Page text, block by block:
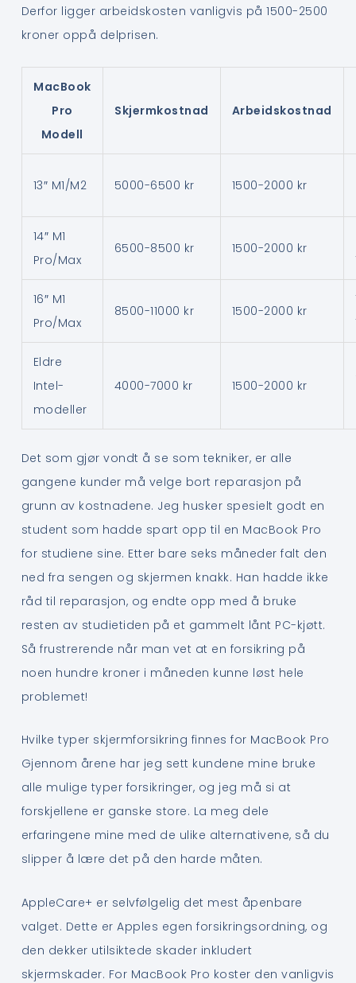
Derfor ligger arbeidskosten vanligvis på 1500-2500
kroner oppå delprisen.
MacBook
Pro
Modell
Skjermkostnad Arbeidskostnad
13″ M1/M2 5000-6500 kr 1500-2000 kr
14″ M1
Pro/Max
6500-8500 kr 1500-2000 kr
16″ M1
Pro/Max
8500-11000 kr 1500-2000 kr
Eldre
Intel-
modeller
4000-7000 kr 1500-2000 kr
Det som gjør vondt å se som tekniker, er alle
gangene kunder må velge bort reparasjon på
grunn av kostnadene. Jeg husker spesielt godt en
student som hadde spart opp til en MacBook Pro
for studiene sine. Etter bare seks måneder falt den
ned fra sengen og skjermen knakk. Han hadde ikke
råd til reparasjon, og endte opp med å bruke
resten av studietiden på et gammelt lånt PC-kjøtt.
Så frustrerende når man vet at en forsikring på
noen hundre kroner i måneden kunne løst hele
problemet!
Hvilke typer skjermforsikring finnes for MacBook Pro
Gjennom årene har jeg sett kundene mine bruke
alle mulige typer forsikringer, og jeg må si at
forskjellene er ganske store. La meg dele
erfaringene mine med de ulike alternativene, så du
slipper å lære det på den harde måten.
AppleCare+ er selvfølgelig det mest åpenbare
valget. Dette er Apples egen forsikringsordning, og
den dekker utilsiktede skader inkludert
skjermskader. For MacBook Pro koster den vanligvis